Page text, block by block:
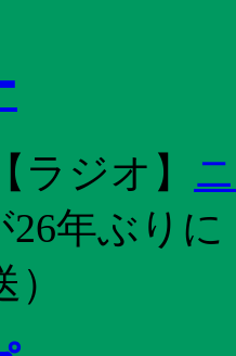
【 ラジオ 】
26年ぶり